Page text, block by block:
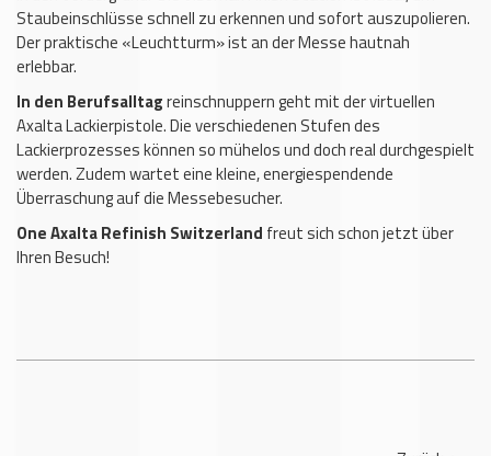
Staubeinschlüsse schnell zu erkennen und sofort auszupolieren.
Der praktische «Leuchtturm» ist an der Messe hautnah
erlebbar.
In den Berufsalltagreinschnuppern geht mit der virtuellen
Axalta Lackierpistole. Die verschiedenen Stufen des
Lackierprozesses können so mühelos und doch real durchgespielt
werden. Zudem wartet eine kleine, energiespendende
Überraschung auf die Messebesucher.
One Axalta Refinish Switzerland freut sich schon jetzt über
Ihren Besuch!